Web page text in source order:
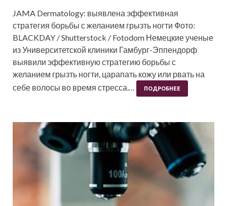
JAMA Dermatology: выявлена эффективная
стратегия борьбы с желанием грызть ногти Фото:
BLACKDAY / Shutterstock / Fotodom Немецкие ученые
из Университетской клиники Гамбург-Эппендорф
выявили эффективную стратегию борьбы с
желанием грызть ногти, царапать кожу или рвать на
себе волосы во время стресса.…
ПОДРОБНЕЕ